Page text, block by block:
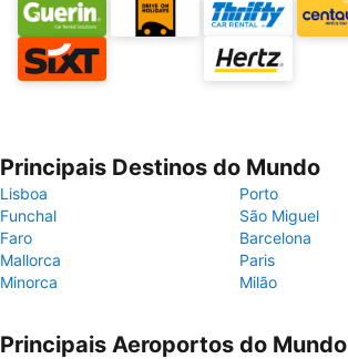
Principais Destinos do Mundo
Lisboa
Porto
Funchal
São Miguel
Faro
Barcelona
Mallorca
Paris
Minorca
Milão
Principais Aeroportos do Mundo